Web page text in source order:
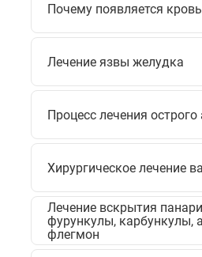
Почему появляется
Лечение язвы желудка
Процесс лечения
Хирургическое лечение
Лечение вскрытия
фурункулы, карбункулы,
флегмон